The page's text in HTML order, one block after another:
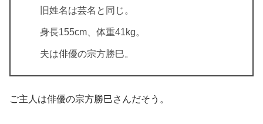
旧姓名は芸名と同じ。
身長155cm、体重41kg。
夫は俳優の宗方勝巳。
ご主人は俳優の宗方勝巳さんだそう。